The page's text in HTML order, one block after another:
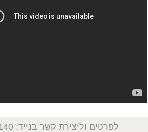
לפרטים וליצירת קשר בנייד: 052-8567140